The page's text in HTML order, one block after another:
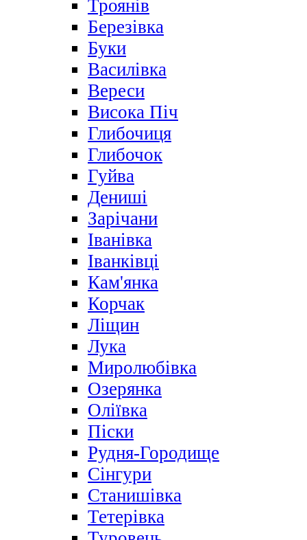
Троянів
Березівка
Буки
Василівка
Вереси
Висока Піч
Глибочиця
Глибочок
Гуйва
Дениші
Зарічани
Іванівка
Іванківці
Кам'янка
Корчак
Ліщин
Лука
Миролюбівка
Озерянка
Оліївка
Піски
Рудня-Городище
Сінгури
Станишівка
Тетерівка